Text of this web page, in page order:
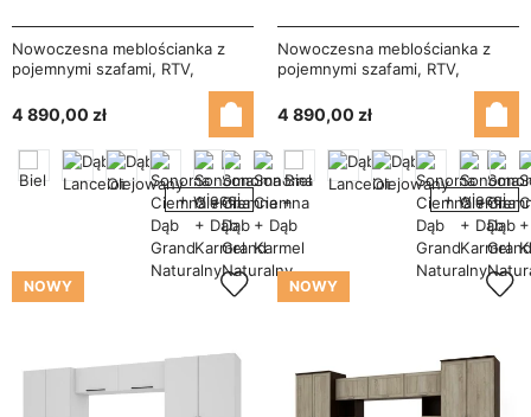
Nowoczesna meblościanka z
pojemnymi szafami, RTV,
330×189 cm Dąb Lancelot –
4 890,00 zł
+ więcej
Nowoczesna meblościanka z
pojemnymi szafami, RTV,
330×189 cm Dąb Olejowany –
4 890,00 zł
+ więcej
NOWY NOWY